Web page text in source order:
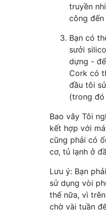
truyền
công
Bạn có
sưởi
dựng -
Cork có
đầu tôi
(trong
Bao vây Tôi
kết hợp với
cũng phải có
cơ, tủ lạnh ở
Lưu ý: Bạn
sử dụng vòi
thế nữa, vì
chờ vài tuần